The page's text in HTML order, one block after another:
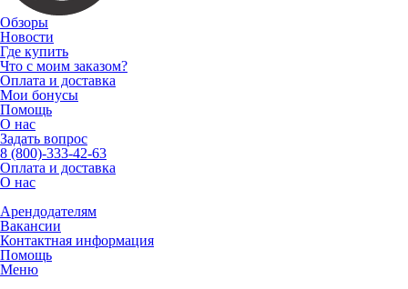
Обзоры
Новости
Где купить
Что с моим заказом?
Оплата и доставка
Мои бонусы
Помощь
О нас
Задать вопрос
8 (800)-333-42-63
Оплата и доставка
О нас
Арендодателям
Вакансии
Контактная информация
Помощь
Меню